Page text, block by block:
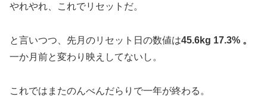
やれやれ、これでリセットだ。
と言いつつ、先月のリセット日の数値は45.6kg 17.3% 。
一か月前と変わり映えしてないし。
これではまたのんべんだらりで一年が終わる。